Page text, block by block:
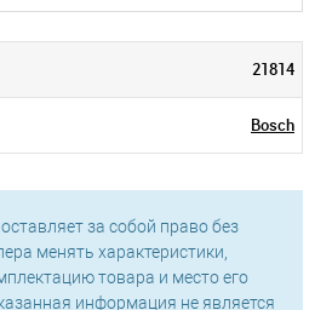
21814
Bosch
за собой право без
менять характеристики,
товара и место его
информация не является